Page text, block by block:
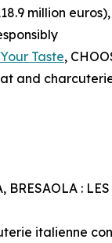
million
Taste,
and
BRESAOLA :
italienne